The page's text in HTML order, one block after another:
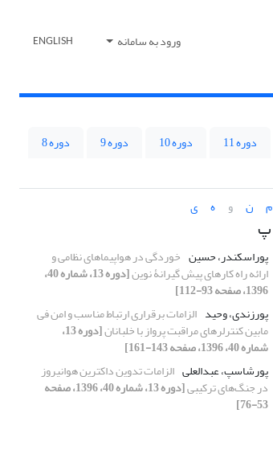
ورود به سامانه ENGLISH
دوره 11 دوره 10 دوره 9
دوره 8
م ن و ه ی
پ
پوراسکندر، حسین خوردگی در هواپیماهای نظامی و
ارائه راه کارهای پیش گیرانۀ نوین [دوره 13، شماره 40،
1396، صفحه 93-112]
پورزندی، وحید الزامات برقراری ارتباط مناسب و امن فی
مابین کنترلرهای مراقبت پرواز با خلبانان [دوره 13،
شماره 40، 1396، صفحه 143-161]
پورشاسپ، عبدالعلی الزامات تدوین داکترین هوانیروز
در جنگ‌های ترکیبی [دوره 13، شماره 40، 1396، صفحه
53-76]